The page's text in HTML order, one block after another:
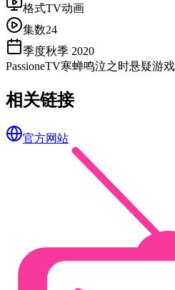
格式TV动画
集数24
季度秋季 2020
PassioneTV寒蝉鸣泣之时悬疑游
相关链接
官方网站